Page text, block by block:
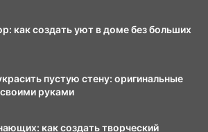
как создать уют в доме без больших
пустую стену: оригинальные
руками
как создать творческий